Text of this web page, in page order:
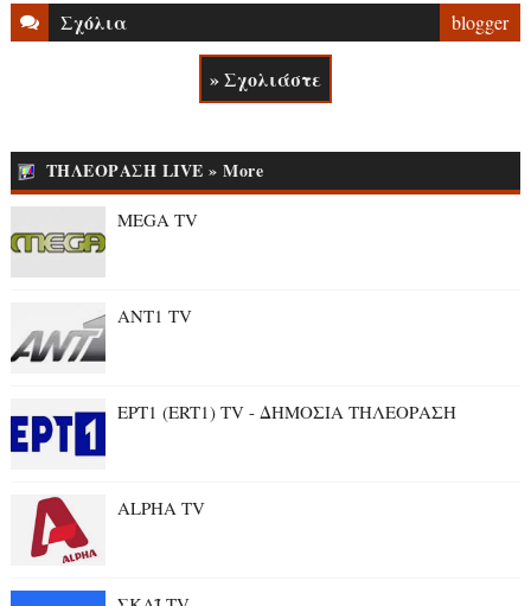
Σχόλια blogger
» Σχολιάστε
ΤΗΛΕΟΡΑΣΗ LIVE » More
MEGA TV
ANT1 TV
ΕΡΤ1 (ERT1) TV - ΔΗΜΟΣΙΑ ΤΗΛΕΟΡΑΣΗ
ALPHA TV